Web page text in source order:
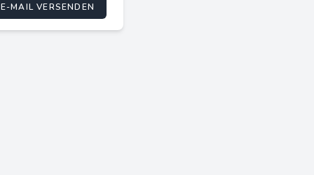
E-MAIL VERSENDEN